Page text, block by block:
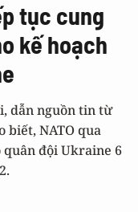
tục cung
kế hoạch
dẫn nguồn tin từ
biết, NATO qua
quân đội Ukraine 6